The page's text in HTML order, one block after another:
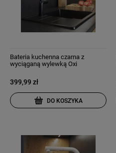
Bateria kuchenna czarna z
wyciąganą wylewką Oxi
399,99 zł
DO KOSZYKA